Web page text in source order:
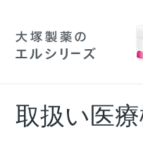
取扱い医